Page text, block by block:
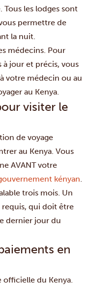
Tous les lodges sont
permettre de
la nuit.
médecins. Pour
à jour et précis, vous
votre médecin ou au
au Kenya.
visiter le
de voyage
au Kenya. Vous
AVANT votre
kényan.
trois mois. Un
qui doit être
dernier jour du
en
officielle du Kenya.